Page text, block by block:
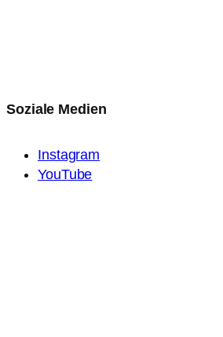
Soziale Medien
Instagram
YouTube